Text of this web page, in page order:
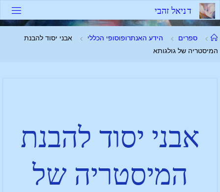
דניאל זהבי
ספרים הידע האנתרופוסופי הכללי
אבני יסוד להבנת
המיסטריה של גולגותא
אבני יסוד להבנת
המיסטריה של